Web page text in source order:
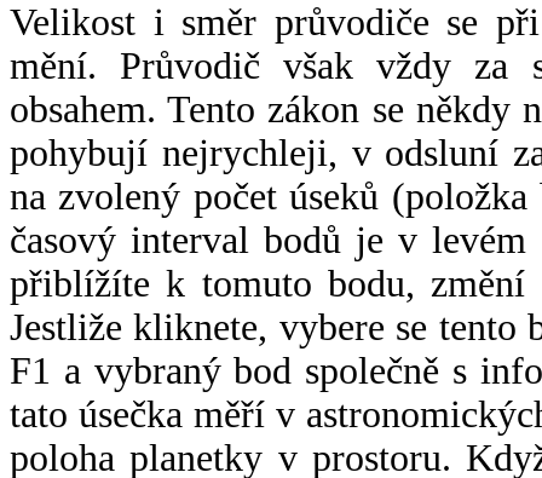
Velikost i směr průvodiče se
mění. Průvodič však vždy za
obsahem. Tento zákon se někdy
pohybují nejrychleji, v odsluní
na zvolený počet úseků
časový interval bodů je v
přiblížíte k tomuto bodu,
Jestliže kliknete, vybere se tento
F1 a vybraný bod společně s
tato úsečka měří v
poloha planetky v prostoru.